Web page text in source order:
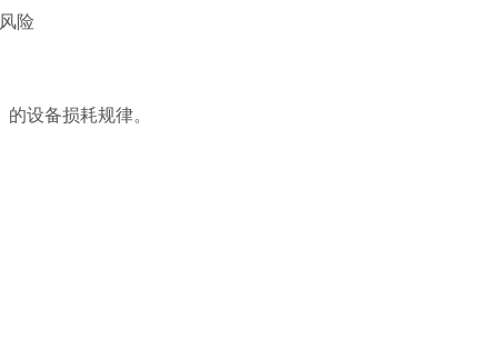
险‌
设备损耗规律‌。